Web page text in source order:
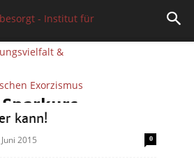
kann!
2015 0
bringt sich in